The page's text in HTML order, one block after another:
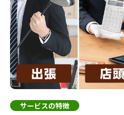
サービスの特徴